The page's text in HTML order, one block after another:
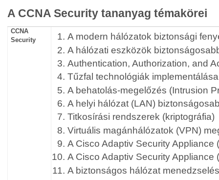
A CCNA Security tananyag témakörei
CCNA
Security
A modern hálózatok biztonsági
A hálózati eszközök
Authentication, Authorization, and
Tűzfal technológiák implementálása
A behatolás-megelőzés (Intrusion
A helyi hálózat (LAN)
Titkosírási rendszerek (kriptográfia)
Virtuális magánhálózatok (VPN)
A Cisco Adaptiv Security Appliance
A Cisco Adaptiv Security
A biztonságos hálózat